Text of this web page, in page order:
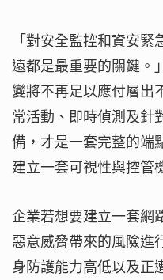
「對安全監控和資安
遠都是最重要的關鍵。
變將不再足以應付層出
常活動、即時偵測及針
備，才是一套完整的端
建立一套可視性與控管
企業若想要建立一套網
惡意威脅帶來的風險進
身防護能力高低以及正